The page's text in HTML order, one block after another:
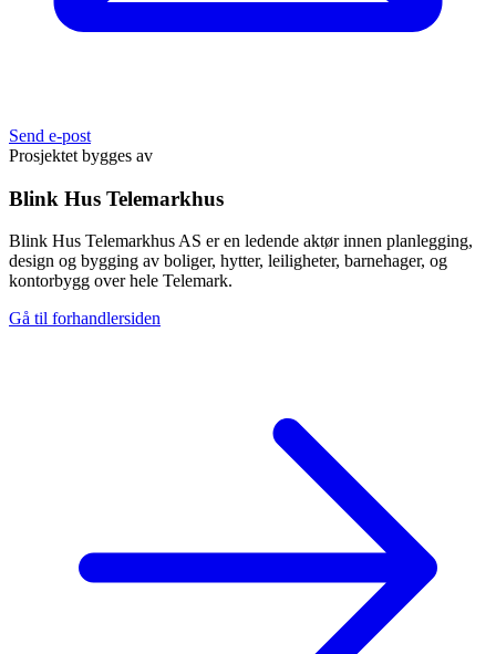
Send e-post
Prosjektet bygges av
Blink Hus Telemarkhus
Blink Hus Telemarkhus AS er en ledende aktør innen planlegging,
design og bygging av boliger, hytter, leiligheter, barnehager, og
kontorbygg over hele Telemark.
Gå til forhandlersiden